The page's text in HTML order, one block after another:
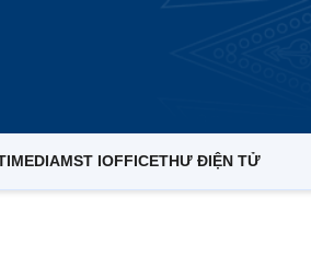
MST IOFFICETHƯ ĐIỆN TỬ